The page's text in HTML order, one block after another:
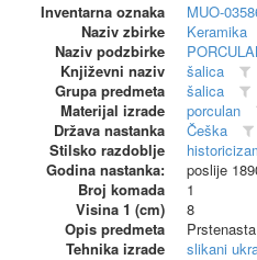
Inventarna oznaka
MUO-
Naziv zbirke
Keramika
Naziv podzbirke
Književni naziv
šalica
Grupa predmeta
šalica
Materijal izrade
porculan
Država nastanka
Češka
Stilsko razdoblje
Godina nastanka:
poslije
Broj komada
1
Visina 1 (cm)
8
Opis predmeta
Tehnika izrade
slikani